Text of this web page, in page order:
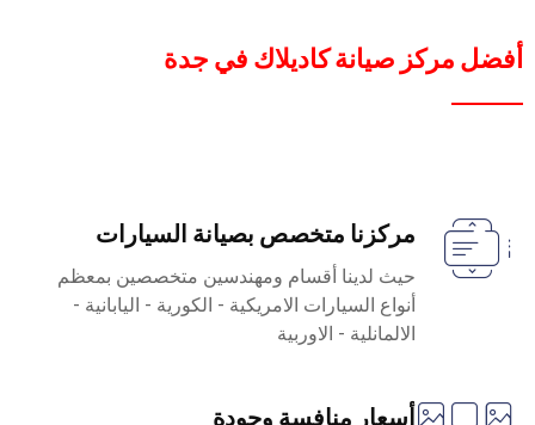
أفضل مركز صيانة كاديلاك في جدة
مركزنا متخصص بصيانة السيارات
حيث لدينا أقسام ومهندسين متخصصين بمعظم
أنواع السيارات الامريكية - الكورية - اليابانية -
الالمانلية - الاوربية
أسعار منافسة وجودة